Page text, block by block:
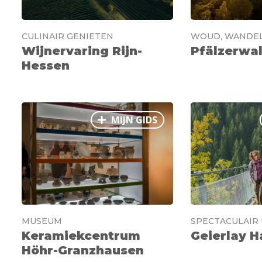
CULINAIR GENIETEN
Wijnervaring Rijn-
Hessen
WOUD,
MIJN GIDS
MUSEUM
Keramiekcentrum
Höhr-Granzhausen
Geierlay